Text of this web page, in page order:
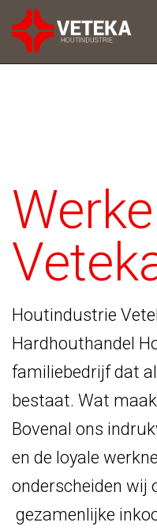
Houtindustrie
Hardhouthandel
familiebedrijf dat
bestaat. Wat
Bovenal ons
en de loyale
onderscheiden wij
gezamenlijke